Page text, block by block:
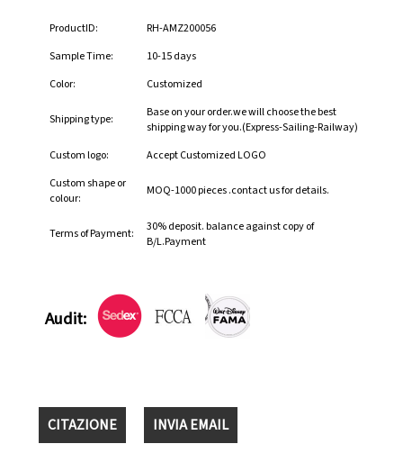
ProductID:
RH-AMZ200056
Sample Time:
10-15 days
Color:
Customized
Shipping type:
Base on your order.we will choose the best
shipping way for you.(Express-Sailing-Railway)
Custom logo:
Accept Customized LOGO
Custom shape or
colour:
MOQ-1000 pieces .contact us for details.
Terms of Payment:
30% deposit. balance against copy of
B/L.Payment
Audit:
CITAZIONE INVIA EMAIL